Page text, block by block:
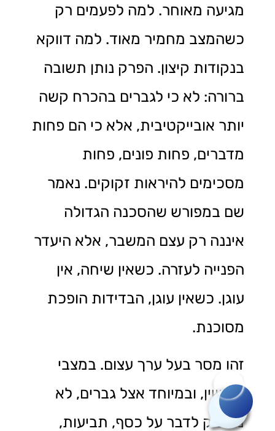
מגיעה מאוחר. למה לפעמים רק
כשהמצב מחמיר מאוד. למה דווקא
בנקודות קיצון. הפרק נותן תשובה
ברורה: לא כי לגברים בהכרח קשה
יותר אובייקטיבית, אלא כי הם פחות
מדברים, פחות פונים, פחות
מסכימים להיראות זקוקים. נאמר
שם במפורש שהסכנה הגדולה
איננה רק עצם המשבר, אלא היעדר
הפנייה לעזרה. כשאין שיחה, אין
עוגן. כשאין עוגן, הבדידות הופכת
מסוכנת.
זהו מסר בעל ערך עצום. במצבי
גירושין, ובמיוחד אצל גברים, לא
מספיק לדבר על כסף, תביעות,
רוצה לשאול שאלה?